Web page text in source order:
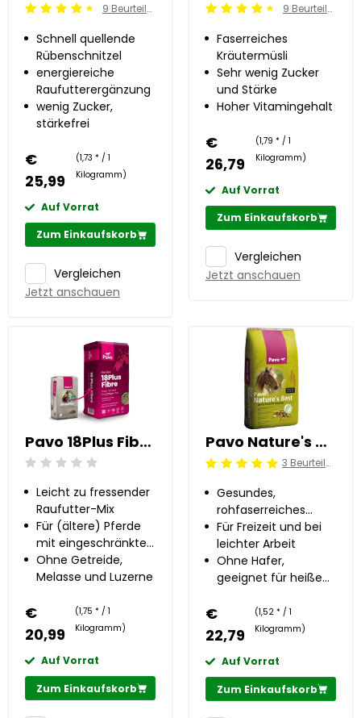
Beoordeling: 4.5/5 9 Beurteilung
Schnell quellende
Rübenschnitzel
energiereiche
Raufutterergänzung
wenig Zucker,
stärkefrei
€
25,99
(1,73 * / 1
Kilogramm)
Auf Vorrat
Zum Einkaufskorb
Vergleichen
Jetzt anschauen
Beoordeling: 4.5/5 9 Beurteilung
Faserreiches
Kräutermüsli
Sehr wenig Zucker
und Stärke
Hoher Vitamingehalt
€
26,79
(1,79 * / 1
Kilogramm)
Auf Vorrat
Zum Einkaufskorb
Vergleichen
Jetzt anschauen
Pavo 18Plus Fibre 12 kg
Beoordeling: 0/5
Leicht zu fressender
Raufutter-Mix
Für (ältere) Pferde
mit eingeschränkter
Zahnfunktion
Ohne Getreide,
Melasse und Luzerne
€
20,99
(1,75 * / 1
Kilogramm)
Auf Vorrat
Zum Einkaufskorb
Pavo Nature's Best 15 kg
Beoordeling: 5/5 3 Beurteilung
Gesundes,
rohfaserreiches
Müsli
Für Freizeit und bei
leichter Arbeit
Ohne Hafer,
geeignet für heiße
€
22,79
(1,52 * / 1
Kilogramm)
Auf Vorrat
Zum Einkaufskorb